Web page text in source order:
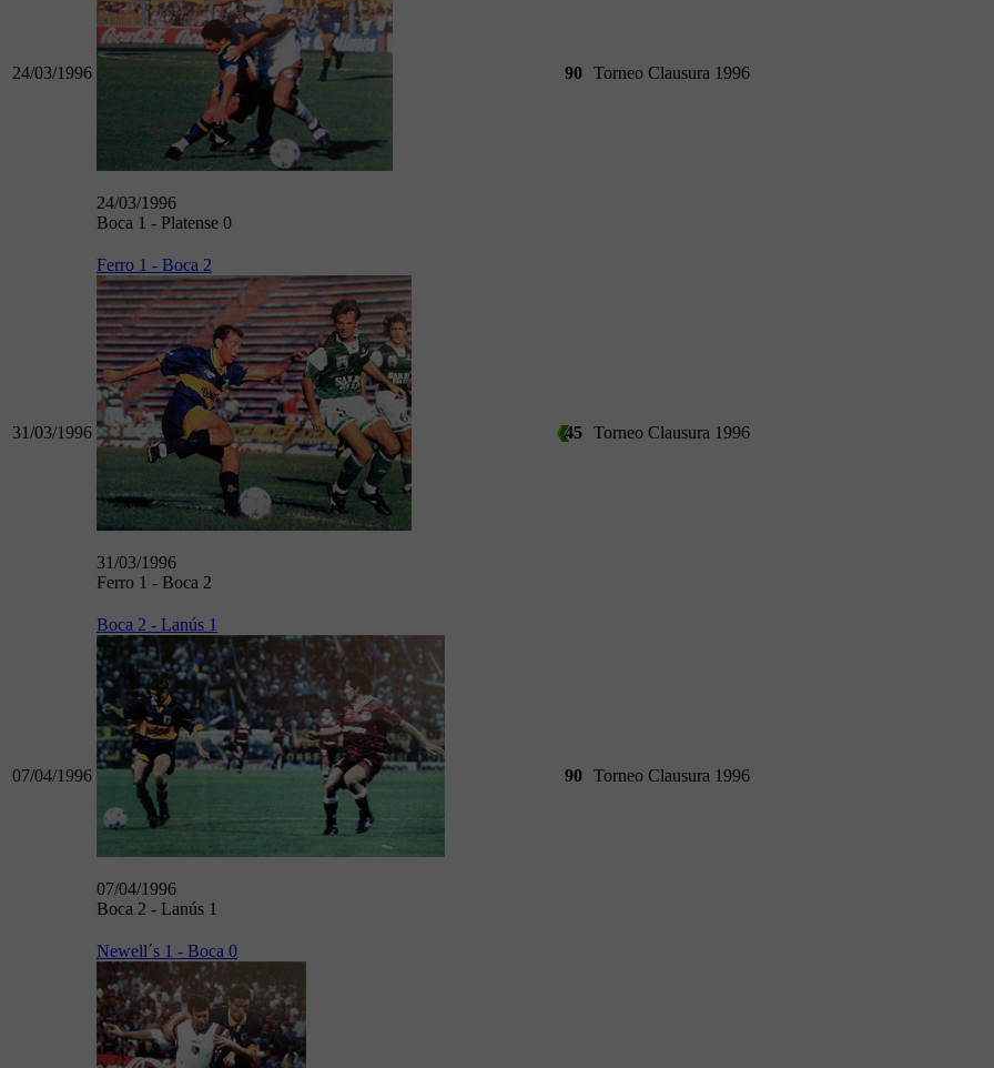
24/03/1996
24/03/1996
Boca 1 - Platense 0
90 Torneo Clausura 1996
31/03/1996
Ferro 1 - Boca 2
31/03/1996
Ferro 1 - Boca 2
45 Torneo Clausura 1996
07/04/1996
Boca 2 - Lanús 1
07/04/1996
Boca 2 - Lanús 1
90 Torneo Clausura 1996
Newell´s 1 - Boca 0